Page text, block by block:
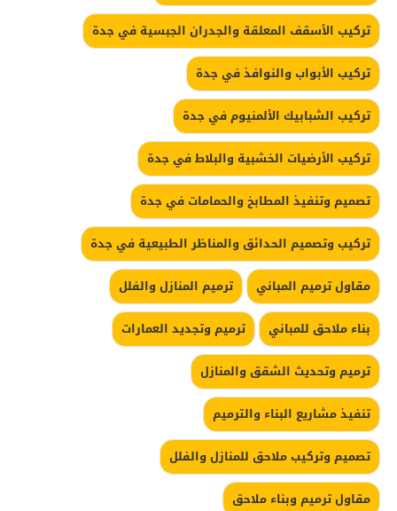
تركيب الأسقف المعلقة والجدران الجبسية في جدة
تركيب الأبواب والنوافذ في جدة
تركيب الشبابيك الألمنيوم في جدة
تركيب الأرضيات الخشبية والبلاط في جدة
تصميم وتنفيذ المطابخ والحمامات في جدة
تركيب وتصميم الحدائق والمناظر الطبيعية في جدة
مقاول ترميم المباني
ترميم المنازل والفلل
بناء ملاحق للمباني
ترميم وتجديد العمارات
ترميم وتحديث الشقق والمنازل
تنفيذ مشاريع البناء والترميم
تصميم وتركيب ملاحق للمنازل والفلل
مقاول ترميم وبناء ملاحق